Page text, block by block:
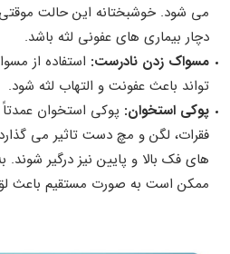
می شود. خوشبختانه این حالت
دچار بیمار‌ی های عفونی لثه باشد.
مسواک زدن نادرست: استفاده از
تواند باعث عفونت و التهاب لثه شود.
پوکی استخوان: پوکی استخوان
فقرات، لگن و مچ دست تاثیر می‌
های فک بالا و پایین نیز درگیر
ممکن است به صورت مستقیم باعث